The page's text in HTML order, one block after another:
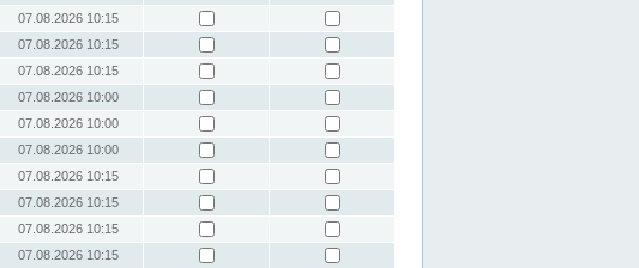
07.08.2026 10:15
07.08.2026 10:15
07.08.2026 10:15
07.08.2026 10:00
07.08.2026 10:00
07.08.2026 10:00
07.08.2026 10:15
07.08.2026 10:15
07.08.2026 10:15
07.08.2026 10:15